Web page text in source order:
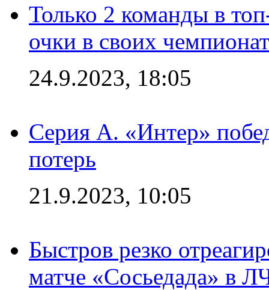
Только 2 команды в
очки в своих
24.9.2023, 18:05
Серия А. «Интер»
потерь
21.9.2023, 10:05
Быстров резко
матче «Сосьедада» в